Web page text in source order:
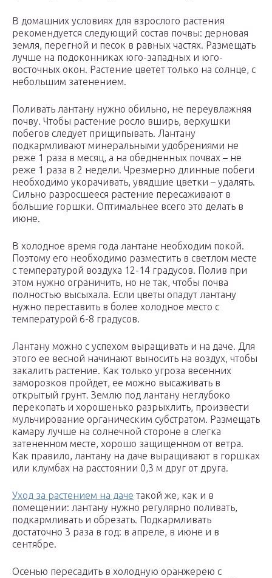
В домашних условиях для взрослого растения
рекомендуется следующий состав почвы: дерновая
земля, перегной и песок в равных частях. Размещать
лучше на подоконниках юго-западных и юго-
восточных окон. Растение цветет только на солнце, с
небольшим затенением.
Поливать лантану нужно обильно, не переувлажняя
почву. Чтобы растение росло вширь, верхушки
побегов следует прищипывать. Лантану
подкармливают минеральными удобрениями не
реже 1 раза в месяц, а на обедненных почвах – не
реже 1 раза в 2 недели. Чрезмерно длинные побеги
необходимо укорачивать, увядшие цветки – удалять.
Сильно разросшееся растение пересаживают в
большие горшки. Оптимальнее всего это делать в
июне.
В холодное время года лантане необходим покой.
Поэтому его необходимо разместить в светлом месте
с температурой воздуха 12-14 градусов. Полив при
этом нужно ограничить, но не так, чтобы почва
полностью высыхала. Если цветы опадут лантану
нужно переставить в более холодное место с
температурой 6-8 градусов.
Лантану можно с успехом выращивать и на даче. Для
этого ее весной начинают выносить на воздух, чтобы
закалить растение. Как только угроза весенних
заморозков пройдет, ее можно высаживать в
открытый грунт. Землю под лантану неглубоко
перекопать и хорошенько разрыхлить, произвести
мульчирование органическим субстратом. Размещать
камару лучше на солнечной стороне в слегка
затененном месте, хорошо защищенном от ветра.
Как правило, лантану на даче выращивают в горшках
или клумбах на расстоянии 0,3 м друг от друга.
Уход за растением на даче такой же, как и в
помещении: лантану нужно регулярно поливать,
подкармливать и обрезать. Подкармливать
достаточно 3 раза в год: в апреле, в июне и в
сентябре.
Осенью пересадить в холодную оранжерею с